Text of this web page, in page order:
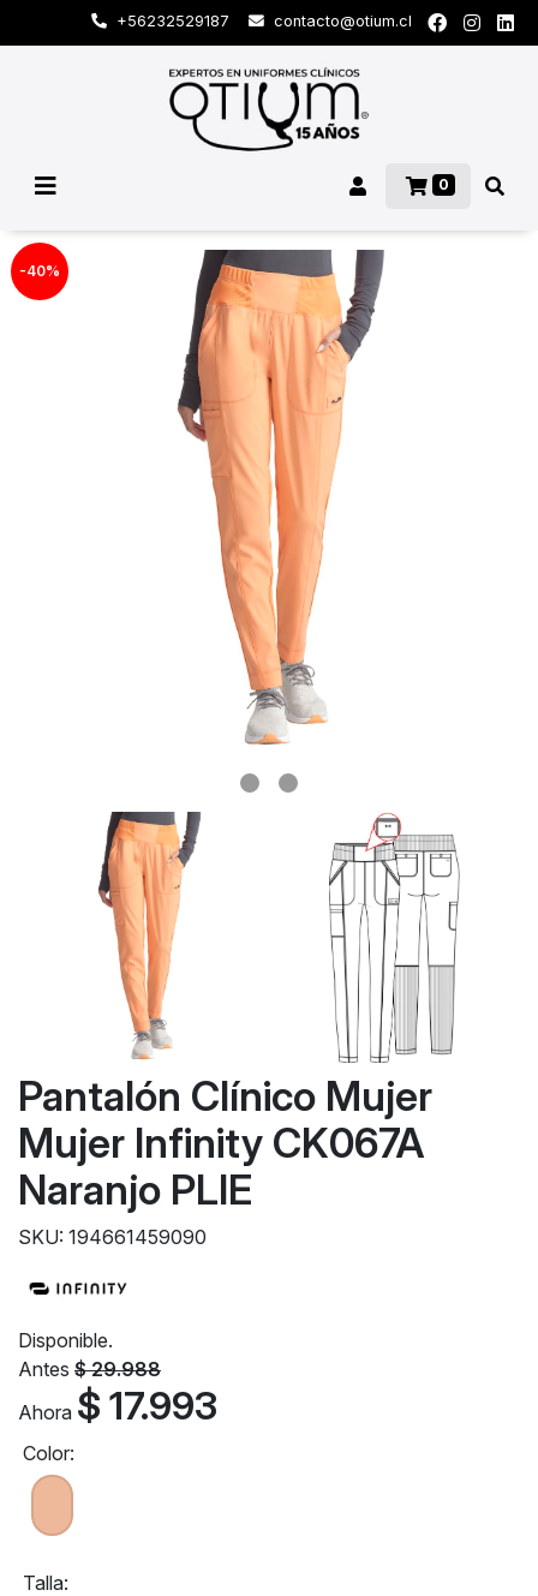
+56232529187 contacto@otium.cl
0
-40%
Pantalón Clínico Mujer
Mujer Infinity CK067A
Naranjo PLIE
SKU: 194661459090
Disponible.
Antes $ 29.988
Ahora $ 17.993
Color:
Talla: